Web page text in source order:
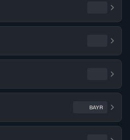
BAYR